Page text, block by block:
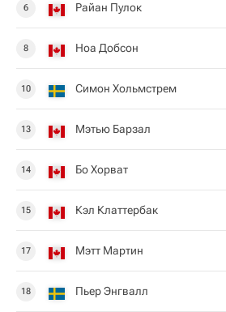
6 Райан Пулок
8 Ноа Добсон
10 Симон Хольмстрем
13 Мэтью Барзал
14 Бо Хорват
15 Кэл Клаттербак
17 Мэтт Мартин
18 Пьер Энгвалл